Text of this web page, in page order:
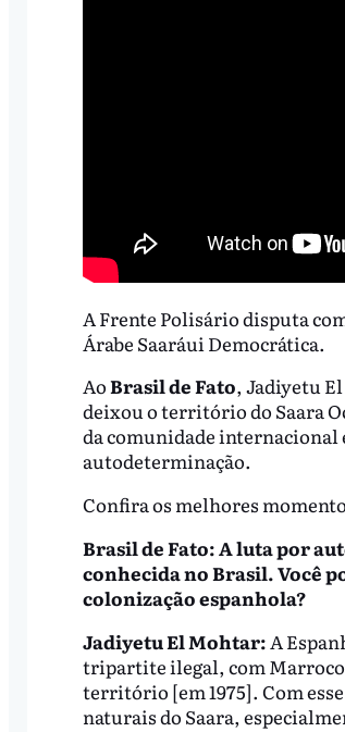
A Frente Polisário disputa
Árabe Saaráui Democrática.
AoBrasil de Fato, Jadiyetu
deixou o território do Saara
da comunidade internacional
autodeterminação.
Confira os melhores
Brasil de Fato: A luta por
conhecida no Brasil. Você
colonização espanhola?
Jadiyetu El Mohtar:A
tripartite ilegal, com
território [em 1975]. Com
naturais do Saara,